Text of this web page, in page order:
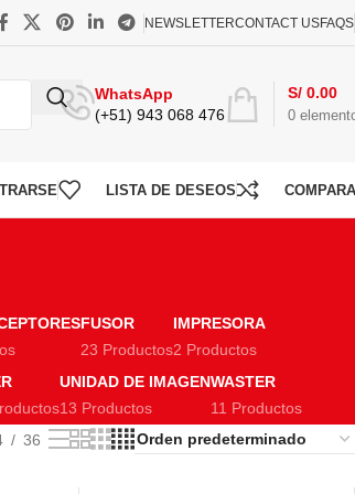
NEWSLETTERCONTACT USFAQS
WhatsApp
(+51) 943 068 476
0
S/ 0.00
LISTA DE DESEOS
FUSOR
23 Productos
IMPRESORA
2 Productos
UNIDAD DE IMAGEN
13 Productos
WASTER
11 Productos
36